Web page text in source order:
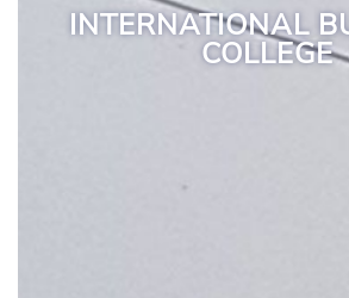
INTERNATIONAL
COLLEGE